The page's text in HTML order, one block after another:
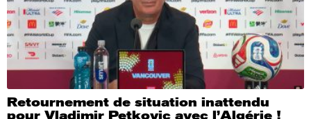
Retournement de situation inattendu
pour Vladimir Petkovic avec l’Algérie !